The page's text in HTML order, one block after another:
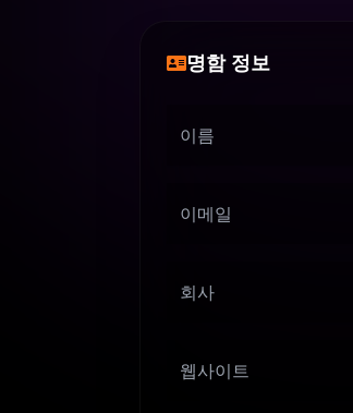
명함 정보
이름
이메일
회사
웹사이트